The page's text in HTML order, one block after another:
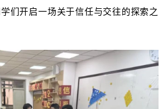
们开启一场关于信任与交往的探索之